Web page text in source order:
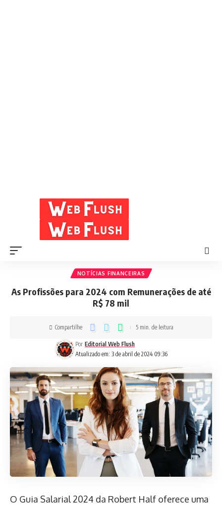
NOTÍCIAS FINANCEIRAS
As Profissões para 2024 com Remunerações de até
R$ 78 mil
Atualizado em: 3 de abril de 2024 09:36
Por Editorial Web Flush
Compartilhe 5 min. de leitura
O Guia Salarial 2024 da Robert Half oferece uma